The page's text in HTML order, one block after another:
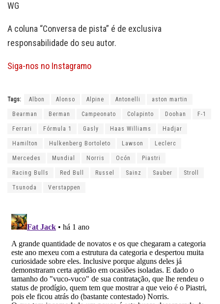
WG
A coluna “Conversa de pista” é de exclusiva
responsabilidade do seu autor.
Siga-nos no Instagramo
Tags: Albon Alonso Alpine Antonelli aston martin
Bearman Berman Campeonato Colapinto Doohan F-1
Ferrari Fórmula 1 Gasly Haas Williams Hadjar
Hamilton Hulkenberg Bortoleto Lawson Leclerc
Mercedes Mundial Norris Ocón Piastri
Racing Bulls Red Bull Russel Sainz Sauber Stroll
Tsunoda Verstappen